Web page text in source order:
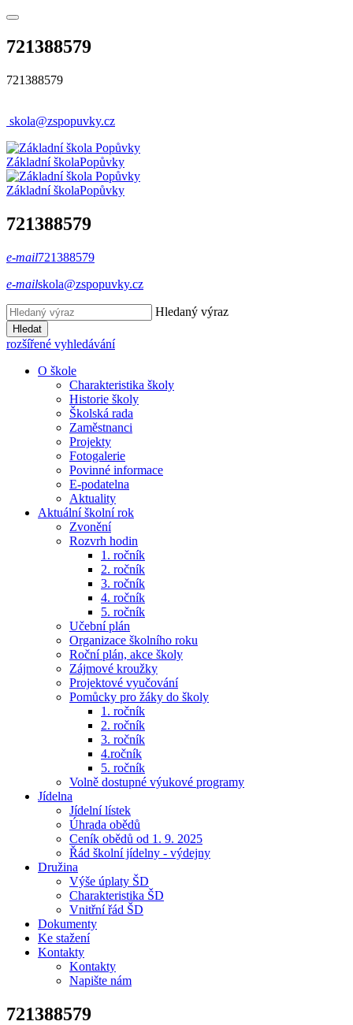
721388579
721388579
skola@zspopuvky.cz
Základní školaPopůvky
Základní školaPopůvky
721388579
e-mail721388579
e-mailskola@zspopuvky.cz
Hledaný výraz
Hledat
rozšířené vyhledávání
O škole
Charakteristika školy
Historie školy
Školská rada
Zaměstnanci
Projekty
Fotogalerie
Povinné informace
E-podatelna
Aktuality
Aktuální školní rok
Zvonění
Rozvrh hodin
1. ročník
2. ročník
3. ročník
4. ročník
5. ročník
Učební plán
Organizace školního roku
Roční plán, akce školy
Zájmové kroužky
Projektové vyučování
Pomůcky pro žáky do školy
1. ročník
2. ročník
3. ročník
4.ročník
5. ročník
Volně dostupné výukové programy
Jídelna
Jídelní lístek
Úhrada obědů
Ceník obědů od 1. 9. 2025
Řád školní jídelny - výdejny
Družina
Výše úplaty ŠD
Charakteristika ŠD
Vnitřní řád ŠD
Dokumenty
Ke stažení
Kontakty
Kontakty
Napište nám
721388579